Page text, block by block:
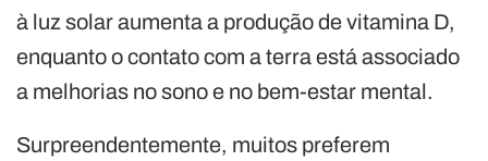
à luz solar aumenta a produção de vitamina D,
enquanto o contato com a terra está associado
a melhorias no sono e no bem-estar mental.
Surpreendentemente, muitos preferem